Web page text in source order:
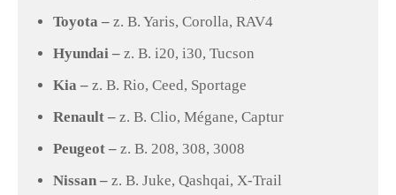
Toyota – z. B. Yaris, Corolla, RAV4
Hyundai – z. B. i20, i30, Tucson
Kia – z. B. Rio, Ceed, Sportage
Renault – z. B. Clio, Mégane, Captur
Peugeot – z. B. 208, 308, 3008
Nissan – z. B. Juke, Qashqai, X-Trail